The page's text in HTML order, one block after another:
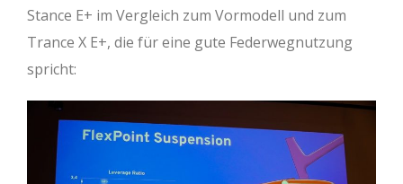
Stance E+ im Vergleich zum Vormodell und zum
Trance X E+, die für eine gute Federwegnutzung
spricht: